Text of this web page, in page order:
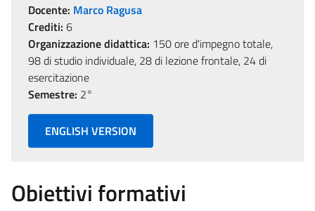
Docente: Marco Ragusa
Crediti: 6
Organizzazione didattica: 150 ore d'impegno totale,
98 di studio individuale, 28 di lezione frontale, 24 di
esercitazione
Semestre: 2°
ENGLISH VERSION
Obiettivi formativi